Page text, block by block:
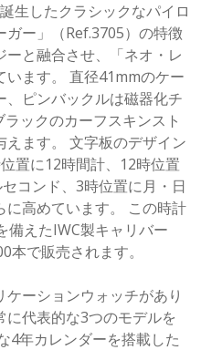
生したクラシックなパイロ
ー」（Ref.3705）の特徴
と融合させ、「ネオ・レ
います。 直径41mmのケー
ピンバックルは磁器化チ
ックのカーフスキンスト
ます。 文字板のデザイン
置に12時間計、12時位置
コンド、3時位置に月・日
高めています。 この時計
備えたIWC製キャリバー
で販売されます。
ーションウォッチがあり
に代表的な3つのモデルを
4年カレンダーを搭載した